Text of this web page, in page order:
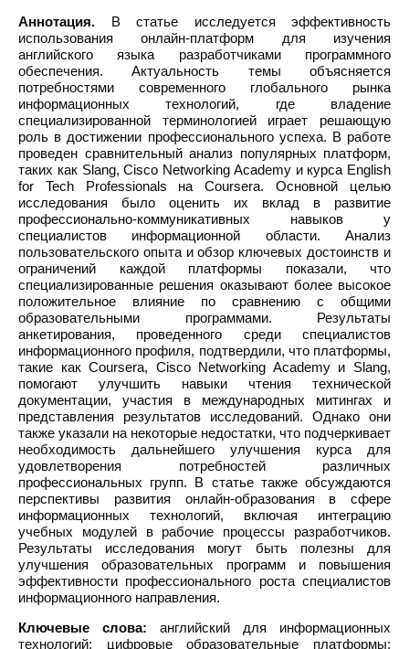
Аннотация. В статье исследуется эффективность
использования онлайн-платформ для изучения
английского языка разработчиками программного
обеспечения. Актуальность темы объясняется
потребностями современного глобального рынка
информационных технологий, где владение
специализированной терминологией играет решающую
роль в достижении профессионального успеха. В работе
проведен сравнительный анализ популярных платформ,
таких как Slang, Cisco Networking Academy и курса English
for Tech Professionals на Coursera. Основной целью
исследования было оценить их вклад в развитие
профессионально-коммуникативных навыков у
специалистов информационной области. Анализ
пользовательского опыта и обзор ключевых достоинств и
ограничений каждой платформы показали, что
специализированные решения оказывают более высокое
положительное влияние по сравнению с общими
образовательными программами. Результаты
анкетирования, проведенного среди специалистов
информационного профиля, подтвердили, что платформы,
такие как Coursera, Cisco Networking Academy и Slang,
помогают улучшить навыки чтения технической
документации, участия в международных митингах и
представления результатов исследований. Однако они
также указали на некоторые недостатки, что подчеркивает
необходимость дальнейшего улучшения курса для
удовлетворения потребностей различных
профессиональных групп. В статье также обсуждаются
перспективы развития онлайн-образования в сфере
информационных технологий, включая интеграцию
учебных модулей в рабочие процессы разработчиков.
Результаты исследования могут быть полезны для
улучшения образовательных программ и повышения
эффективности профессионального роста специалистов
информационного направления.
Ключевые слова: английский для информационных
технологий; цифровые образовательные платформы;